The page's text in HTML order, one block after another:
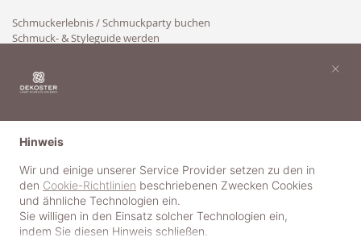
Schmuckerlebnis / Schmuckparty buchen
Schmuck- & Styleguide werden
Hinweis
Wir und einige unserer Service Provider setzen zu den in
den Cookie-Richtlinien beschriebenen Zwecken Cookies
und ähnliche Technologien ein.
Sie willigen in den Einsatz solcher Technologien ein,
indem Sie diesen Hinweis schließen.
×